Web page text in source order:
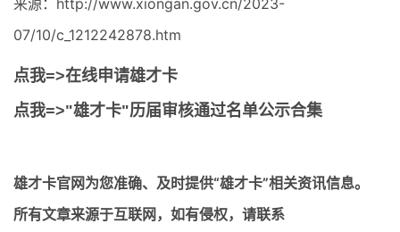
07/10/c_1212242878.htm
点我=>在线申请雄才卡
点我=>"雄才卡"历届审核通过名单公示合集
雄才卡官网为您准确、及时提供“雄才卡”相关资讯信息。
所有文章来源于互联网，如有侵权，请联系